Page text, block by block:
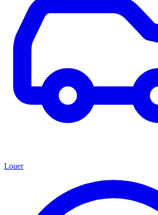
Louer